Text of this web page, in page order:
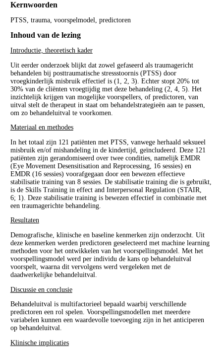
Kernwoorden
PTSS, trauma, voorspelmodel, predictoren
Inhoud van de lezing
Introductie, theoretisch kader
Uit eerder onderzoek blijkt dat zowel gefaseerd als traumagericht
behandelen bij posttraumatische stressstoornis (PTSS) door
vroegkinderlijk misbruik effectief is (1, 2, 3). Echter stopt 20% tot
30% van de cliënten vroegtijdig met deze behandeling (2, 4, 5). Het
inzichtelijk krijgen van mogelijke voorspellers, of predictoren, van
uitval stelt de therapeut in staat om behandelstrategieën aan te passen,
om zo behandeluitval te voorkomen.
Materiaal en methodes
In het totaal zijn 121 patiënten met PTSS, vanwege herhaald seksueel
misbruik en/of mishandeling in de kindertijd, geïncludeerd. Deze 121
patiënten zijn gerandomiseerd over twee condities, namelijk EMDR
(Eye Movement Desensitisation and Reprocessing, 16 sessies) en
EMDR (16 sessies) voorafgegaan door een bewezen effectieve
stabilisatie training van 8 sessies. De stabilisatie training die is gebruikt,
is de Skills Training in effect and Interpersonal Regulation (STAIR,
6; 1). Deze stabilisatie training is bewezen effectief in combinatie met
een traumagerichte behandeling.
Resultaten
Demografische, klinische en baseline kenmerken zijn onderzocht. Uit
deze kenmerken werden predictoren geselecteerd met machine learning
methoden voor het ontwikkelen van het voorspellingsmodel. Met het
voorspellingsmodel werd per individu de kans op behandeluitval
voorspelt, waarna dit vervolgens werd vergeleken met de
daadwerkelijke behandeluitval.
Discussie en conclusie
Behandeluitval is multifactorieel bepaald waarbij verschillende
predictoren een rol spelen. Voorspellingsmodellen met meerdere
variabelen kunnen een waardevolle toevoeging zijn in het anticiperen
op behandeluitval.
Klinische implicaties